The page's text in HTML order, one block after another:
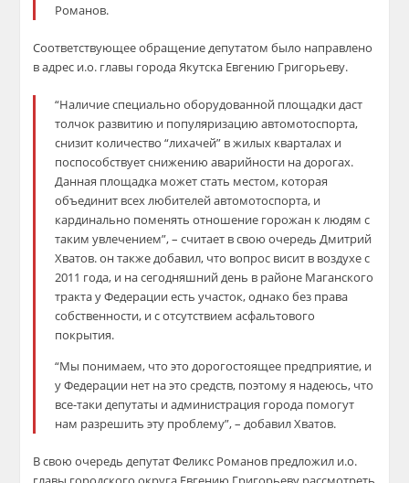
Романов.
Соответствующее обращение депутатом было направлено
в адрес и.о. главы города Якутска Евгению Григорьеву.
“Наличие специально оборудованной площадки даст
толчок развитию и популяризацию автомотоспорта,
снизит количество “лихачей” в жилых кварталах и
поспособствует снижению аварийности на дорогах.
Данная площадка может стать местом, которая
объединит всех любителей автомотоспорта, и
кардинально поменять отношение горожан к людям с
таким увлечением”, – считает в свою очередь Дмитрий
Хватов. он также добавил, что вопрос висит в воздухе с
2011 года, и на сегодняшний день в районе Маганского
тракта у Федерации есть участок, однако без права
собственности, и с отсутствием асфальтового
покрытия.
“Мы понимаем, что это дорогостоящее предприятие, и
у Федерации нет на это средств, поэтому я надеюсь, что
все-таки депутаты и администрация города помогут
нам разрешить эту проблему”, – добавил Хватов.
В свою очередь депутат Феликс Романов предложил и.о.